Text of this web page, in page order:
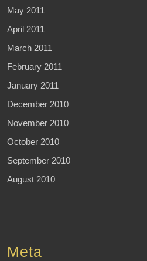
May 2011
April 2011
March 2011
February 2011
January 2011
December 2010
November 2010
October 2010
September 2010
August 2010
Meta